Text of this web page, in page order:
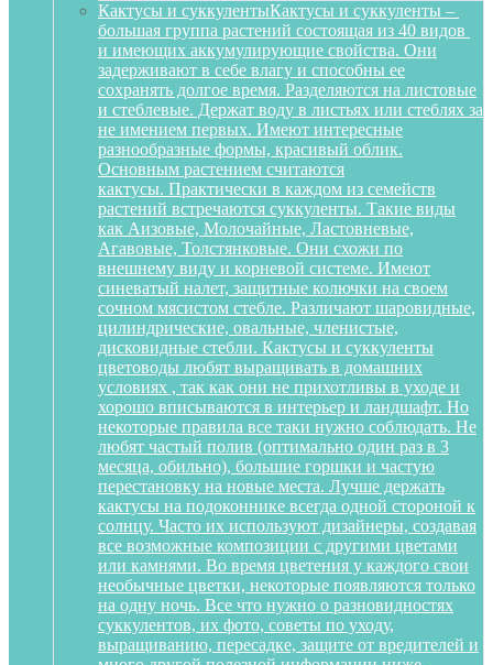
Кактусы и суккулентыКактусы и суккуленты –
большая группа растений состоящая из 40 видов
и имеющих аккумулирующие свойства. Они
задерживают в себе влагу и способны ее
сохранять долгое время. Разделяются на листовые
и стеблевые. Держат воду в листьях или стеблях за
не имением первых. Имеют интересные
разнообразные формы, красивый облик.
Основным растением считаются
кактусы. Практически в каждом из семейств
растений встречаются суккуленты. Такие виды
как Аизовые, Молочайные, Ластовневые,
Агавовые, Толстянковые. Они схожи по
внешнему виду и корневой системе. Имеют
синеватый налет, защитные колючки на своем
сочном мясистом стебле. Различают шаровидные,
цилиндрические, овальные, членистые,
дисковидные стебли. Кактусы и суккуленты
цветоводы любят выращивать в домашних
условиях , так как они не прихотливы в уходе и
хорошо вписываются в интерьер и ландшафт. Но
некоторые правила все таки нужно соблюдать. Не
любят частый полив (оптимально один раз в 3
месяца, обильно), большие горшки и частую
перестановку на новые места. Лучше держать
кактусы на подоконнике всегда одной стороной к
солнцу. Часто их используют дизайнеры, создавая
все возможные композиции с другими цветами
или камнями. Во время цветения у каждого свои
необычные цветки, некоторые появляются только
на одну ночь. Все что нужно о разновидностях
суккулентов, их фото, советы по уходу,
выращиванию, пересадке, защите от вредителей и